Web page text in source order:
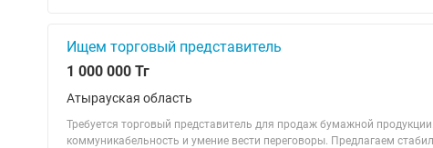
Ищем торговый представитель
1 000 000 Тг
Атырауская область
Требуется торговый представитель для продаж бумажной
коммуникабельность и умение вести переговоры. Предлагаем